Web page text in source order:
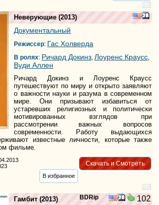
Неверующие (2013)
Документальный
Режиссер: Гас Холверда
В ролях: Ричард Докинз, Лоуренс Краусс,
Вуди Аллен
Ричард Докинз и Лоуренс Краусс
путешествуют по миру и открыто заявляют
о важности науки и разума в современном
мире. Они призывают избавиться от
устаревших религиозных и политически
мотивированных взглядов при
рассмотрении важных вопросов
современности. Работу выдающихся
известные личности, которые также
фильме.
Скачать и Смотреть
В избранное
BDRip 102
Гамбит (2013)